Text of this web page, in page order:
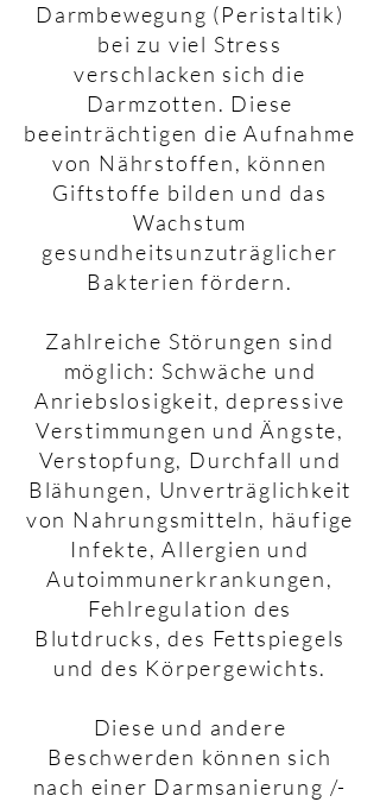
Darmbewegung (Peristaltik)
bei zu viel Stress
verschlacken sich die
Darmzotten. Diese
beeinträchtigen die Aufnahme
von Nährstoffen, können
Giftstoffe bilden und das
Wachstum
gesundheitsunzuträglicher
Bakterien fördern.
Zahlreiche Störungen sind
möglich: Schwäche und
Anriebslosigkeit, depressive
Verstimmungen und Ängste,
Verstopfung, Durchfall und
Blähungen, Unverträglichkeit
von Nahrungsmitteln, häufige
Infekte, Allergien und
Autoimmunerkrankungen,
Fehlregulation des
Blutdrucks, des Fettspiegels
und des Körpergewichts.
Diese und andere
Beschwerden können sich
nach einer Darmsanierung /-